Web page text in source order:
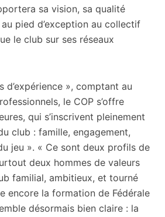
sa vision, sa qualité
pied d’exception au collectif
le club sur ses réseaux
d’expérience », comptant au
le COP s’offre
qui s’inscrivent pleinement
club : famille, engagement,
jeu ». « Ce sont deux profils de
deux hommes de valeurs
familial, ambitieux, et tourné
encore la formation de Fédérale
désormais bien claire : la